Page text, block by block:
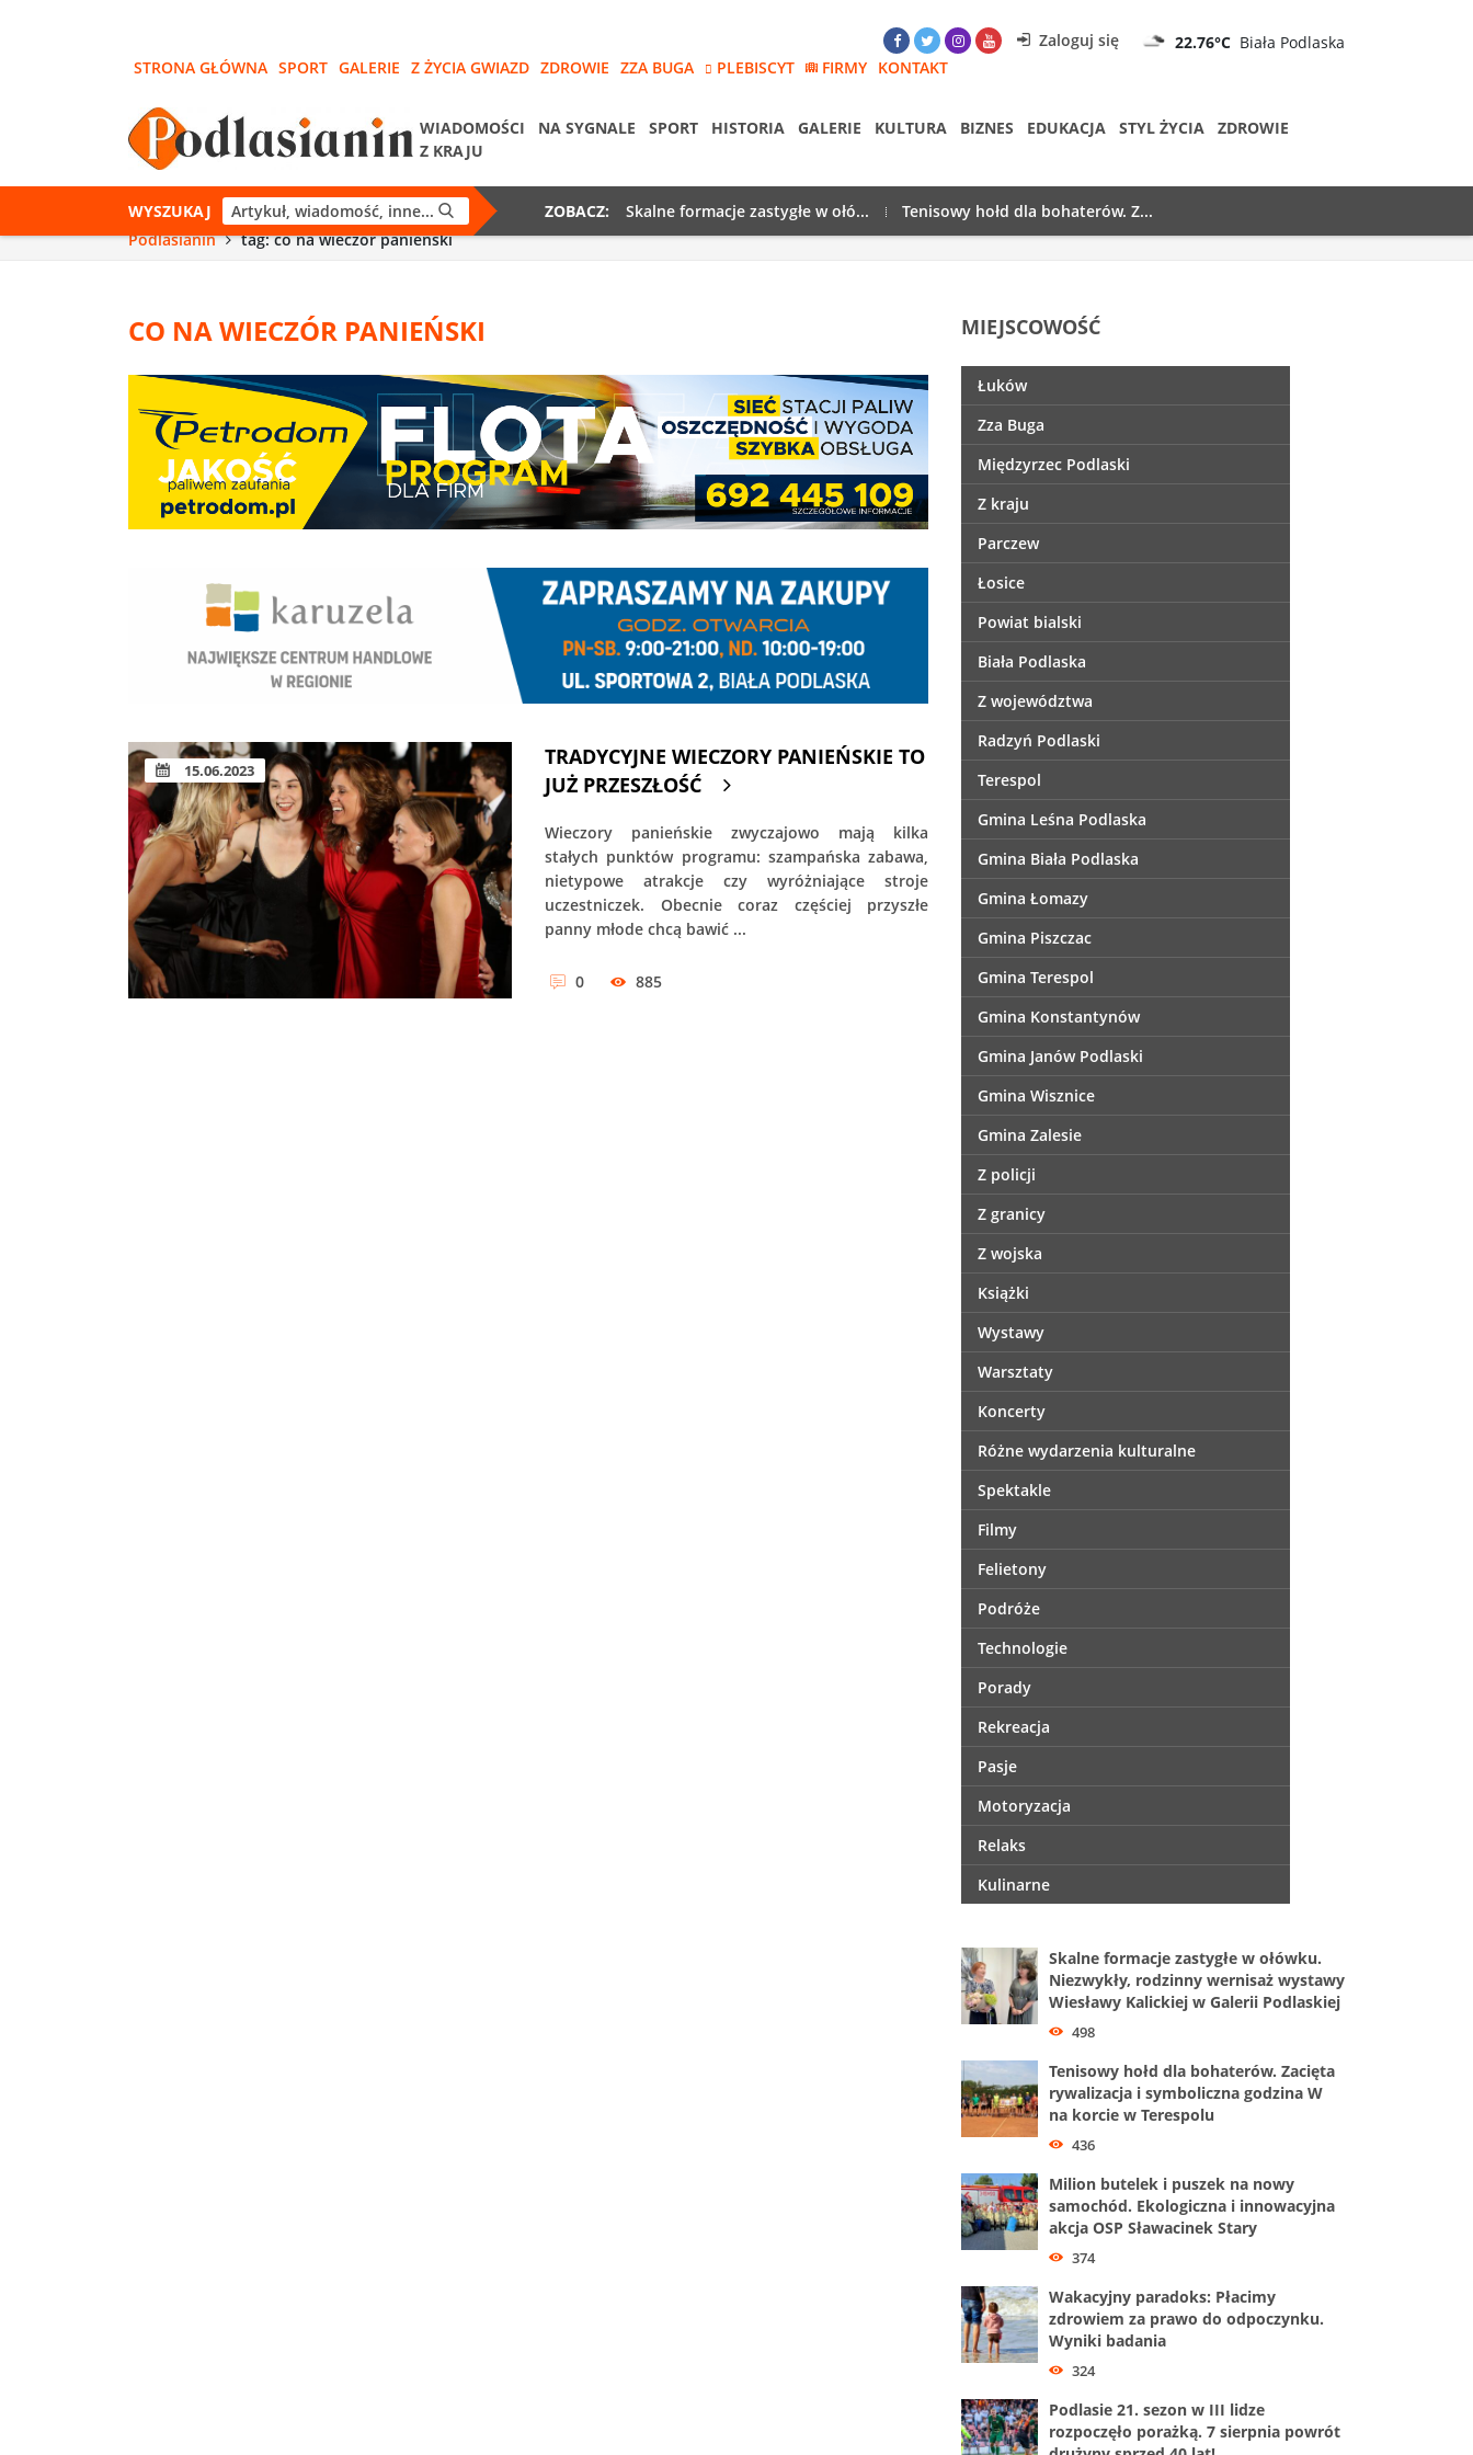
Zaloguj się 22.76°C Biała Podlaska
STRONA GŁÓWNA SPORT GALERIE Z ŻYCIA GWIAZD ZDROWIE ZZA BUGA PLEBISCYT FIRMY KONTAKT
WIADOMOŚCI NA SYGNALE SPORT HISTORIA GALERIE KULTURA BIZNES EDUKACJA STYL ŻYCIA
ZDROWIE
Z KRAJU
WYSZUKAJ ZOBACZ: Skalne formacje zastygłe w ołó...
Tenisowy hołd dla bohaterów. Z...
Podlasianin
tag: co na wieczór panieński
CO NA WIECZÓR PANIEŃSKI
15.06.2023
TRADYCYJNE WIECZORY PANIEŃSKIE TO
JUŻ PRZESZŁOŚĆ
Wieczory panieńskie zwyczajowo mają kilka
stałych punktów programu: szampańska zabawa,
nietypowe atrakcje czy wyróżniające stroje
uczestniczek. Obecnie coraz częściej przyszłe
panny młode chcą bawić ...
0 885
MIEJSCOWOŚĆ
Łuków
Zza Buga
Międzyrzec Podlaski
Z kraju
Parczew
Łosice
Powiat bialski
Biała Podlaska
Z województwa
Radzyń Podlaski
Terespol
Gmina Leśna Podlaska
Gmina Biała Podlaska
Gmina Łomazy
Gmina Piszczac
Gmina Terespol
Gmina Konstantynów
Gmina Janów Podlaski
Gmina Wisznice
Gmina Zalesie
Z policji
Z granicy
Z wojska
Książki
Wystawy
Warsztaty
Koncerty
Różne wydarzenia kulturalne
Spektakle
Filmy
Felietony
Podróże
Technologie
Porady
Rekreacja
Pasje
Motoryzacja
Relaks
Kulinarne
Skalne formacje zastygłe w ołówku.
Niezwykły, rodzinny wernisaż wystawy
Wiesławy Kalickiej w Galerii Podlaskiej
498
Tenisowy hołd dla bohaterów. Zacięta
rywalizacja i symboliczna godzina W
na korcie w Terespolu
436
Milion butelek i puszek na nowy
samochód. Ekologiczna i innowacyjna
akcja OSP Sławacinek Stary
374
Wakacyjny paradoks: Płacimy
zdrowiem za prawo do odpoczynku.
Wyniki badania
324
Podlasie 21. sezon w III lidze
rozpoczęło porażką. 7 sierpnia powrót